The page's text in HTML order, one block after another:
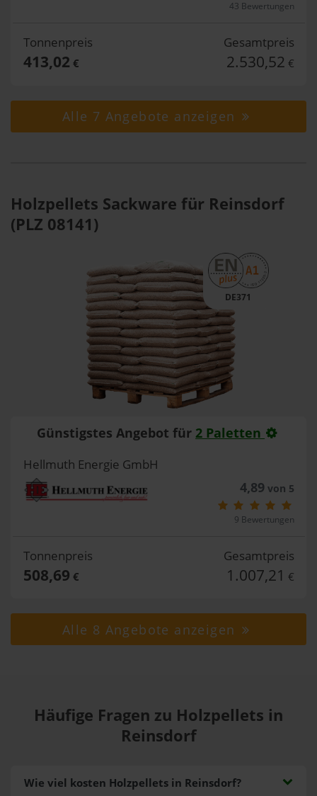
43 Bewertungen
Tonnenpreis
413,02 €
Gesamtpreis
2.530,52 €
Alle 7 Angebote anzeigen
Holzpellets Sackware für Reinsdorf
(PLZ 08141)
DE371
Günstigstes Angebot für 2 Paletten
Hellmuth Energie GmbH
4,89von 5
9 Bewertungen
Tonnenpreis
508,69 €
Gesamtpreis
1.007,21 €
Alle 8 Angebote anzeigen
Häufige Fragen zu Holzpellets in
Reinsdorf
Wie viel kosten Holzpellets in Reinsdorf?